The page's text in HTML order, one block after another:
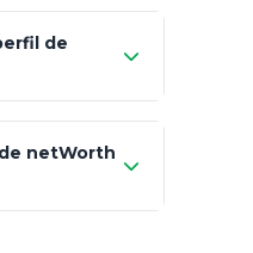
Art.
totalmente
de
netWorth